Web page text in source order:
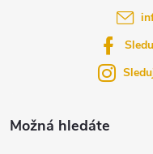
Možná hledáte